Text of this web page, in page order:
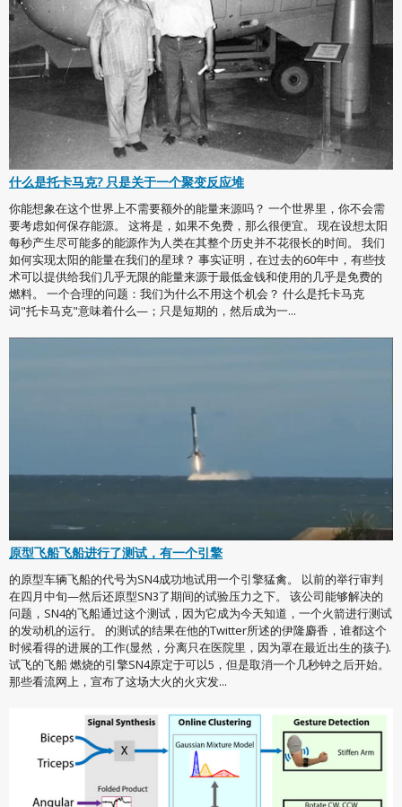
什么是托卡马克? 只是关于一个聚变反应堆
你能想象在这个世界上不需要额外的能量来源吗？ 一个世界里，你不会需
要考虑如何保存能源。 这将是，如果不免费，那么很便宜。 现在设想太阳
每秒产生尽可能多的能源作为人类在其整个历史并不花很长的时间。 我们
如何实现太阳的能量在我们的星球？ 事实证明，在过去的60年中，有些技
术可以提供给我们几乎无限的能量来源于最低金钱和使用的几乎是免费的
燃料。 一个合理的问题：我们为什么不用这个机会？ 什么是托卡马克
词"托卡马克"意味着什么—；只是短期的，然后成为一...
原型飞船飞船进行了测试，有一个引擎
的原型车辆飞船的代号为SN4成功地试用一个引擎猛禽。 以前的举行审判
在四月中旬—然后还原型SN3了期间的试验压力之下。 该公司能够解决的
问题，SN4的飞船通过这个测试，因为它成为今天知道，一个火箭进行测试
的发动机的运行。 的测试的结果在他的Twitter所述的伊隆麝香，谁都这个
时候看得的进展的工作(显然，分离只在医院里，因为罩在最近出生的孩子).
试飞的飞船 燃烧的引擎SN4原定于可以5，但是取消一个几秒钟之后开始。
那些看流网上，宣布了这场大火的火灾发...